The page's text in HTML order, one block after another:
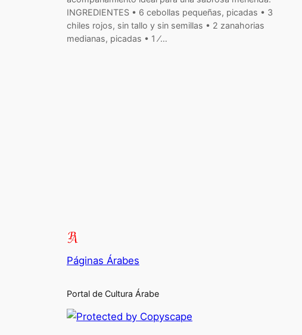
INGREDIENTES • 6 cebollas pequeñas, picadas • 3
chiles rojos, sin tallo y sin semillas • 2 zanahorias
medianas, picadas • 1 ⁄…
Páginas Árabes
Portal de Cultura Árabe